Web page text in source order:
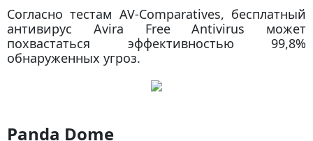
Согласно тестам AV-Comparatives, бесплатный
антивирус Avira Free Antivirus может
похвастаться эффективностью 99,8%
обнаруженных угроз.
Panda Dome